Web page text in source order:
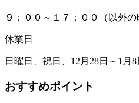
９：００～１７：００（以外の
休業日
日曜日、祝日、12月28日～1月8
おすすめポイント